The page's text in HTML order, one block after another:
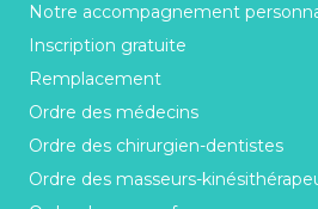
Notre accompagnement
Inscription gratuite
Remplacement
Ordre des médecins
Ordre des chirurgien-dentistes
Ordre des masseurs-